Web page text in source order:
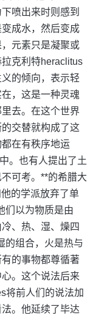
喷出来时则感到
成水，然后变成
元素只是凝聚或
克利特heraclitus
的倾向，表示轻
，这是一种灵魂
去。在这个世界
交替就构成了这
在有秩序地运
。也有人提出了土
可考。**的希腊大
的学派放弃了单
们以为物质是由
、热、湿、燥四
的组合，火是热与
的事物都尊循著
。这个说法后来
将前人们的说法加
。他延续了毕达